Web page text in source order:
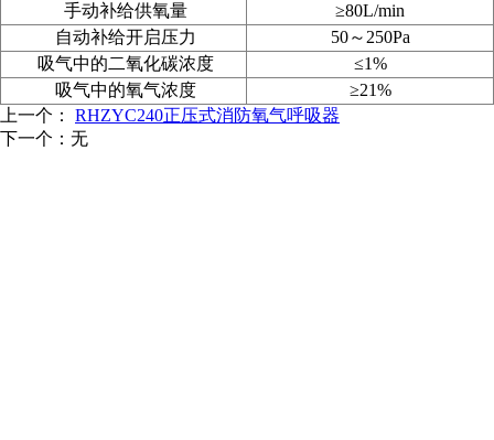
手动补给供氧量
≥80L/min
自动补给开启压力
50～250Pa
吸气中的二氧化碳浓度
≤1%
吸气中的氧气浓度
≥21%
上一个： RHZYC240正压式消防氧气呼吸器
下一个：无